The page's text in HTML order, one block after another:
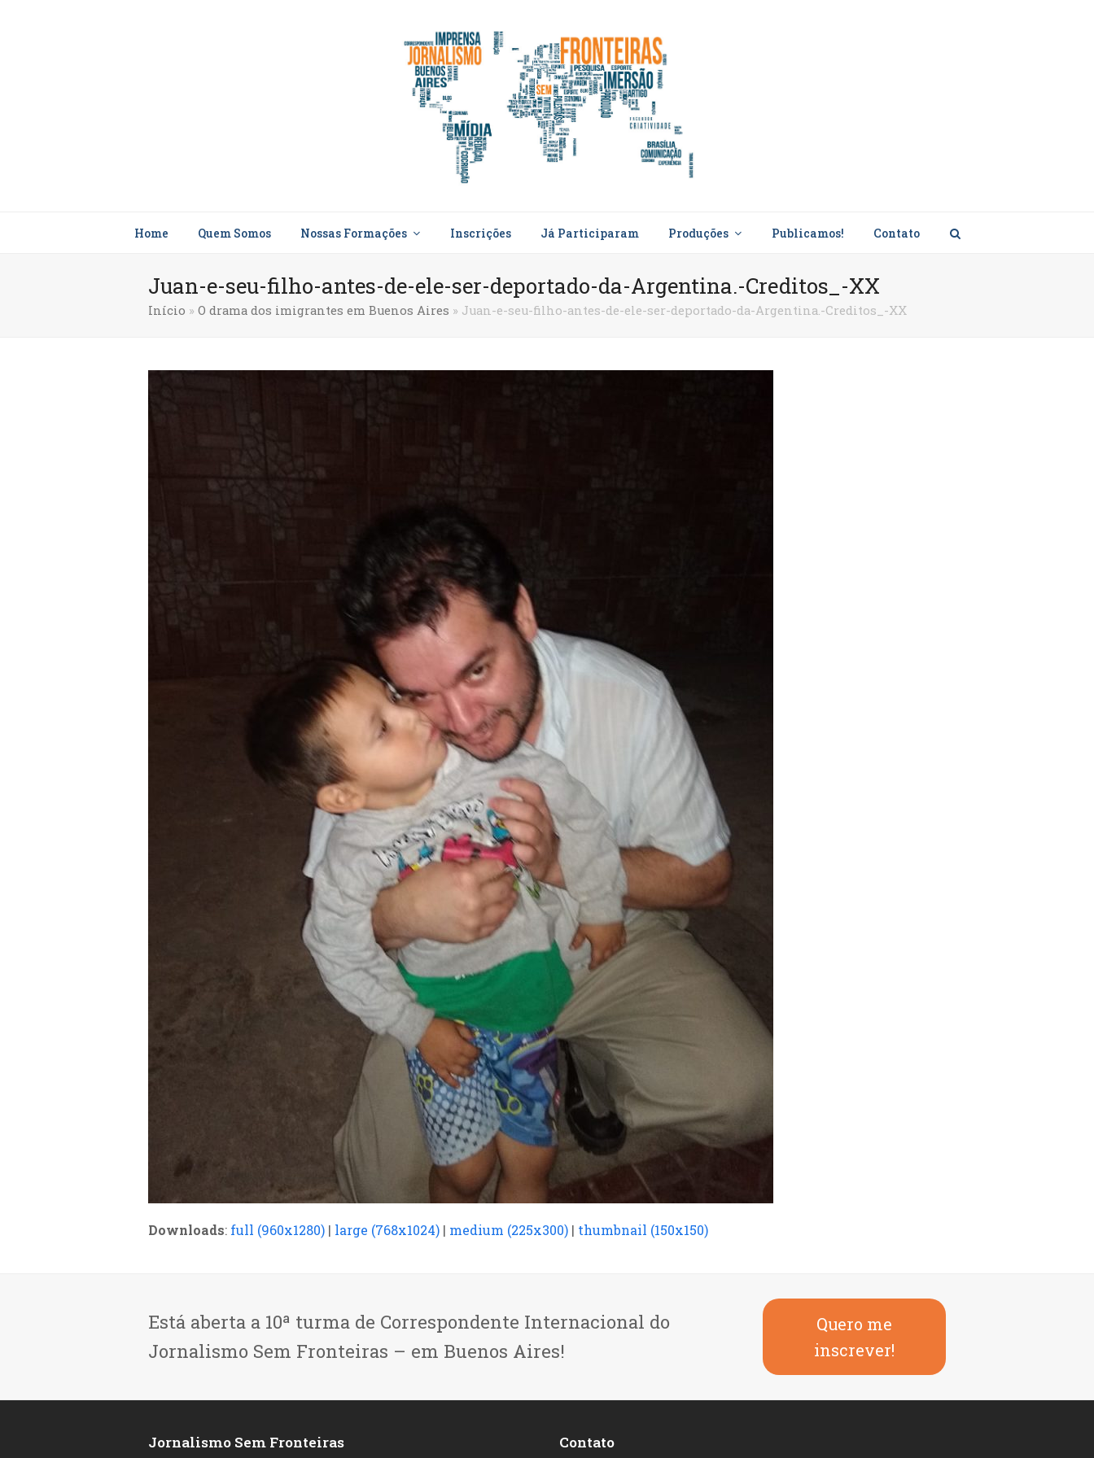
Home Quem Somos Nossas Formações Inscrições Já Participaram Produções Publicamos! Contato
Juan-e-seu-filho-antes-de-ele-ser-deportado-da-Argentina.-Creditos_-XX
Início » O drama dos imigrantes em Buenos Aires » Juan-e-seu-filho-antes-de-ele-ser-deportado-da-Argentina.-Creditos_-XX
Downloads: full (960x1280) | large (768x1024) | medium (225x300) | thumbnail (150x150)
Está aberta a 10ª turma de Correspondente Internacional do
Jornalismo Sem Fronteiras – em Buenos Aires!
Quero me
inscrever!
Jornalismo Sem Fronteiras Contato